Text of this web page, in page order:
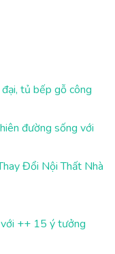
tủ bếp gỗ công
đường sống với
Đổi Nội Thất Nhà
++ 15 ý tưởng